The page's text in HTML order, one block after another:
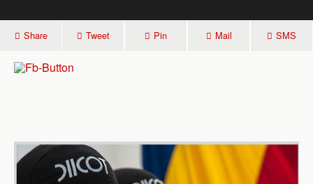
Share Tweet Pin Mail SMS